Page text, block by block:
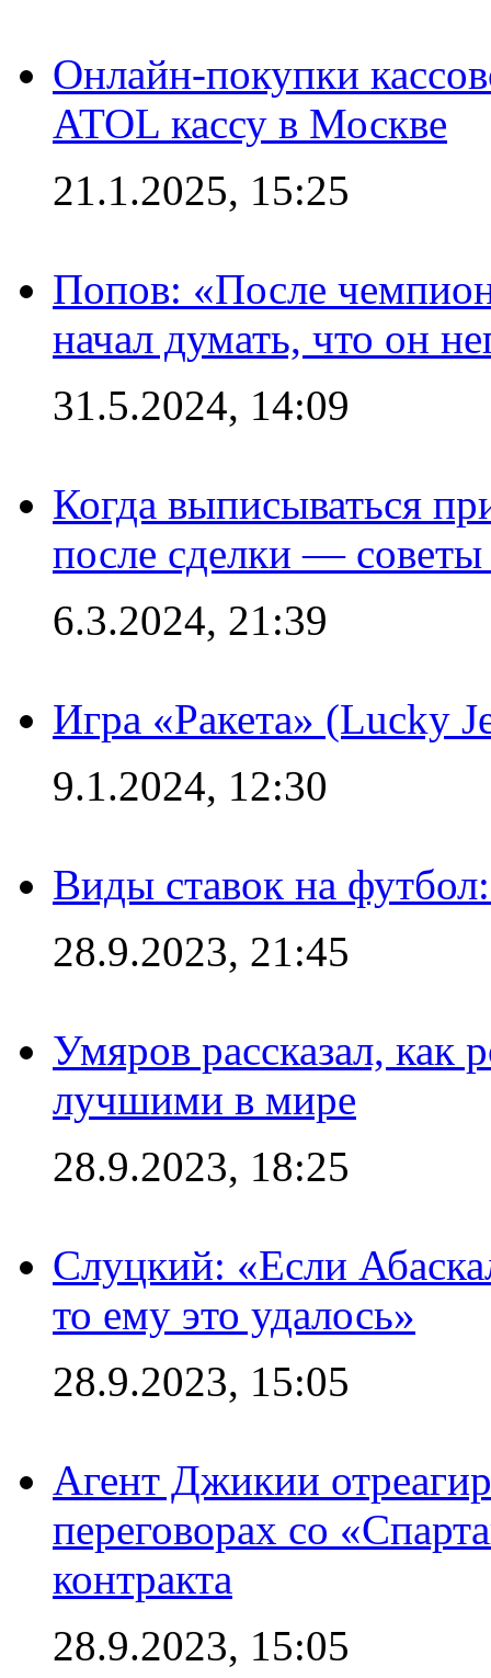
Онлайн-покупки
ATOL кассу в Москве
21.1.2025, 15:25
Попов: «После
начал думать, что он
31.5.2024, 14:09
Когда выписываться
после сделки —
6.3.2024, 21:39
Игра «Ракета» (Lucky
9.1.2024, 12:30
Виды ставок на
28.9.2023, 21:45
Умяров рассказал, как
лучшими в мире
28.9.2023, 18:25
Слуцкий: «Если
то ему это удалось»
28.9.2023, 15:05
Агент Джикии
переговорах со
контракта
28.9.2023, 15:05